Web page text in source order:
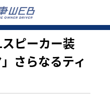
ピーカー装
さらなるティ